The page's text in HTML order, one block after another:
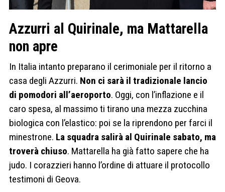
Azzurri al Quirinale, ma Mattarella
non apre
In Italia intanto preparano il cerimoniale per il ritorno a
casa degli Azzurri. Non ci sarà il tradizionale lancio
di pomodori all’aeroporto. Oggi, con l’inflazione e il
caro spesa, al massimo ti tirano una mezza zucchina
biologica con l’elastico: poi se la riprendono per farci il
minestrone. La squadra salirà al Quirinale sabato, ma
troverà chiuso. Mattarella ha già fatto sapere che ha
judo. I corazzieri hanno l’ordine di attuare il protocollo
testimoni di Geova.